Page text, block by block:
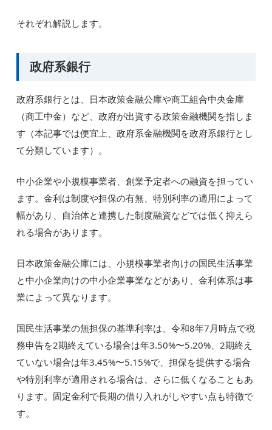
それぞれ解説します。
政府系銀行
政府系銀行とは、日本政策金融公庫や商工組合中央金庫
（商工中金）など、政府が出資する政策金融機関を指しま
す（本記事では便宜上、政府系金融機関を政府系銀行とし
て分類しています）。
中小企業や小規模事業者、創業予定者への融資を担ってい
ます。金利は制度や担保の有無、特別利率の適用によって
幅があり、自治体と連携した制度融資などでは低く抑えら
れる場合があります。
日本政策金融公庫には、小規模事業者向けの国民生活事業
と中小企業向けの中小企業事業などがあり、金利体系は事
業によって異なります。
国民生活事業の無担保の基準利率は、令和8年7月時点で税
務申告を2期終えている場合は年3.50%〜5.20%、2期終え
ていない場合は年3.45%〜5.15%で、担保を提供する場合
や特別利率が適用される場合は、さらに低くなることもあ
ります。固定金利で長期の借り入れがしやすい点も特徴で
す。